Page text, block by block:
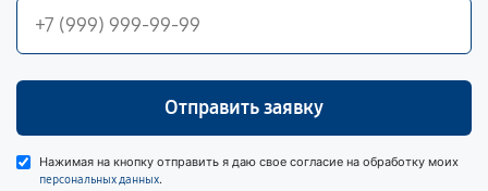
Отправить заявку
Нажимая на кнопку отправить я даю свое согласие на обработку моих
персональных данных.